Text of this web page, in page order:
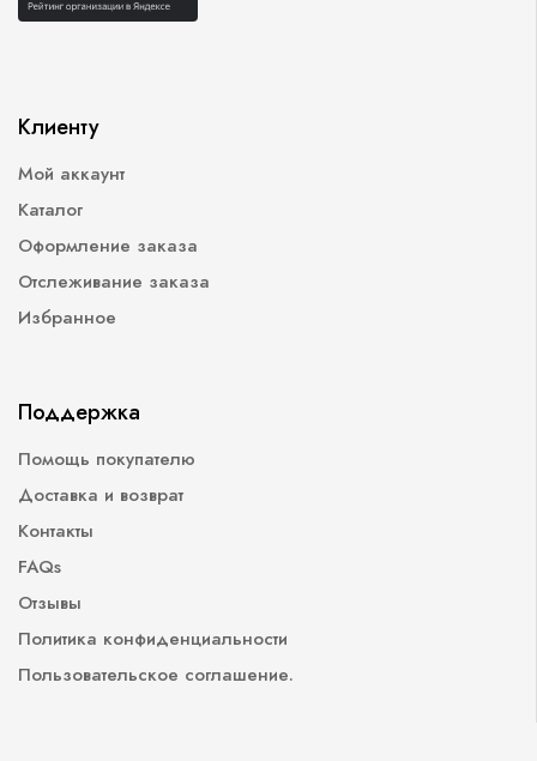
Клиенту
Мой аккаунт
Каталог
Оформление заказа
Отслеживание заказа
Избранное
Поддержка
Помощь покупателю
Доставка и возврат
Контакты
FAQs
Отзывы
Политика конфиденциальности
Пользовательское соглашение.